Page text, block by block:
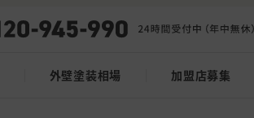
外壁塗装相場 加盟店募集